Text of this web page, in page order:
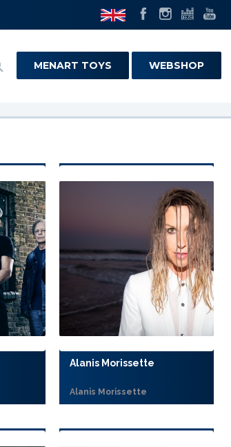
MENART TOYS WEBSHOP
Alanis Morissette
Alanis Morissette